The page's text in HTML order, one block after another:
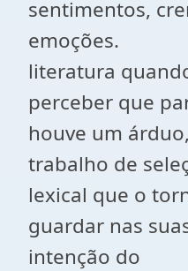
sentimentos,
emoções.
literatura
perceber que
houve um
trabalho de
lexical que o
guardar nas
intenção do